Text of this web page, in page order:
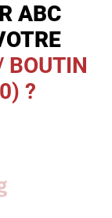
ABC
BOUTIN
?